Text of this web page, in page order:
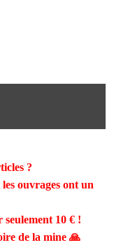
?
ouvrages ont un
seulement 10 €!
de la mine 🙏